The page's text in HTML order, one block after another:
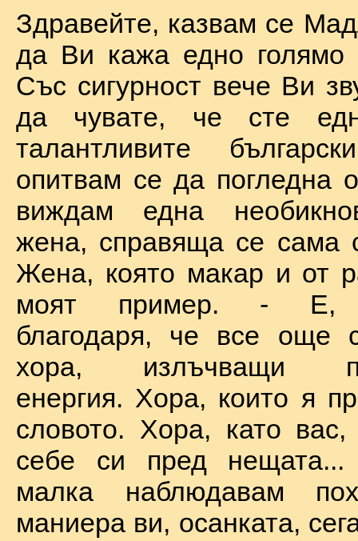
Здравейте, казвам се
да Ви кажа едно голямо
Със сигурност вече Ви
да чувате, че сте
талантливите
опитвам се да погледна
виждам една
жена, справяща се сама
Жена, която макар и от
моят пример. - Е,
благодаря, че все още
хора, излъчващи
енергия. Хора, които я
словото. Хора, като
себе си пред
малка наблюдавам
маниера ви, осанката,